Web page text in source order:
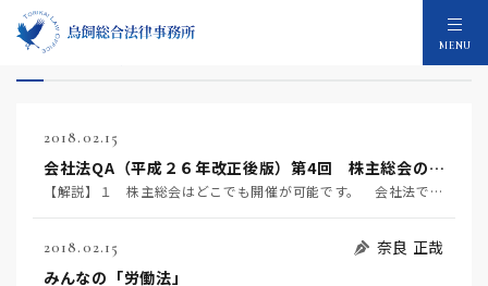
MENU
コラム：2,447件
2018.02.15
会社法QA（平成２６年改正後版）第4回 株主総会の招集手続
【解説】１ 株主総会はどこでも開催が可能です。 会社法では、株主総会の招集地はどこでもよいとされてい…
2018.02.15
奈良 正哉
みんなの「労働法」